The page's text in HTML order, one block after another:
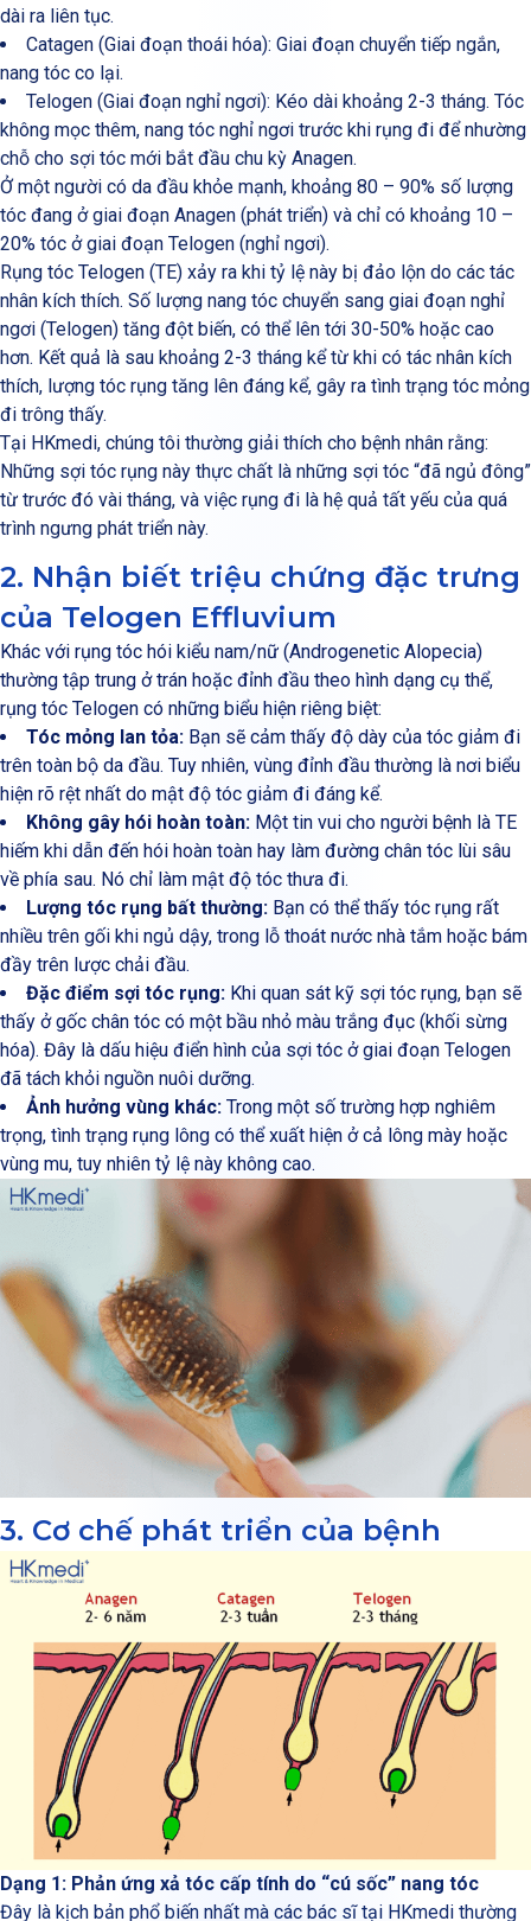
dài ra liên tục.
Catagen (Giai đoạn thoái hóa): Giai đoạn chuyển tiếp ngắn,
nang tóc co lại.
Telogen (Giai đoạn nghỉ ngơi): Kéo dài khoảng 2-3 tháng. Tóc
không mọc thêm, nang tóc nghỉ ngơi trước khi rụng đi để nhường
chỗ cho sợi tóc mới bắt đầu chu kỳ Anagen.
Ở một người có da đầu khỏe mạnh, khoảng 80 – 90% số lượng
tóc đang ở giai đoạn Anagen (phát triển) và chỉ có khoảng 10 –
20% tóc ở giai đoạn Telogen (nghỉ ngơi).
Rụng tóc Telogen (TE) xảy ra khi tỷ lệ này bị đảo lộn do các tác
nhân kích thích. Số lượng nang tóc chuyển sang giai đoạn nghỉ
ngơi (Telogen) tăng đột biến, có thể lên tới 30-50% hoặc cao
hơn. Kết quả là sau khoảng 2-3 tháng kể từ khi có tác nhân kích
thích, lượng tóc rụng tăng lên đáng kể, gây ra tình trạng tóc mỏng
đi trông thấy.
Tại HKmedi, chúng tôi thường giải thích cho bệnh nhân rằng:
Những sợi tóc rụng này thực chất là những sợi tóc “đã ngủ đông”
từ trước đó vài tháng, và việc rụng đi là hệ quả tất yếu của quá
trình ngưng phát triển này.
2. Nhận biết triệu chứng đặc trưng
của Telogen Effluvium
Khác với rụng tóc hói kiểu nam/nữ (Androgenetic Alopecia)
thường tập trung ở trán hoặc đỉnh đầu theo hình dạng cụ thể,
rụng tóc Telogen có những biểu hiện riêng biệt:
Tóc mỏng lan tỏa: Bạn sẽ cảm thấy độ dày của tóc giảm đi
trên toàn bộ da đầu. Tuy nhiên, vùng đỉnh đầu thường là nơi biểu
hiện rõ rệt nhất do mật độ tóc giảm đi đáng kể.
Không gây hói hoàn toàn: Một tin vui cho người bệnh là TE
hiếm khi dẫn đến hói hoàn toàn hay làm đường chân tóc lùi sâu
về phía sau. Nó chỉ làm mật độ tóc thưa đi.
Lượng tóc rụng bất thường: Bạn có thể thấy tóc rụng rất
nhiều trên gối khi ngủ dậy, trong lỗ thoát nước nhà tắm hoặc bám
đầy trên lược chải đầu.
Đặc điểm sợi tóc rụng: Khi quan sát kỹ sợi tóc rụng, bạn sẽ
thấy ở gốc chân tóc có một bầu nhỏ màu trắng đục (khối sừng
hóa). Đây là dấu hiệu điển hình của sợi tóc ở giai đoạn Telogen
đã tách khỏi nguồn nuôi dưỡng.
Ảnh hưởng vùng khác: Trong một số trường hợp nghiêm
trọng, tình trạng rụng lông có thể xuất hiện ở cả lông mày hoặc
vùng mu, tuy nhiên tỷ lệ này không cao.
3. Cơ chế phát triển của bệnh
Dạng 1: Phản ứng xả tóc cấp tính do “cú sốc” nang tóc
Đây là kịch bản phổ biến nhất mà các bác sĩ tại HKmedi thường